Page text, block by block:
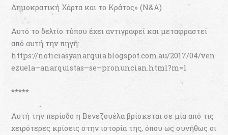
Δημοκρατική Χάρτα και το Κράτος» (Ν&Α)
Αυτό το δελτίο τύπου έχει αντιγραφεί και μεταφραστεί
από αυτή την πηγή:
https://noticiasyanarquia.blogspot.com.au/2017/04/ven
ezuela–anarquistas–se–pronuncian.html?m=1
*****
Αυτή την περίοδο η Βενεζουέλα βρίσκεται σε μία από τις
χειρότερες κρίσεις στην ιστορία της, όπου ως συνήθως οι